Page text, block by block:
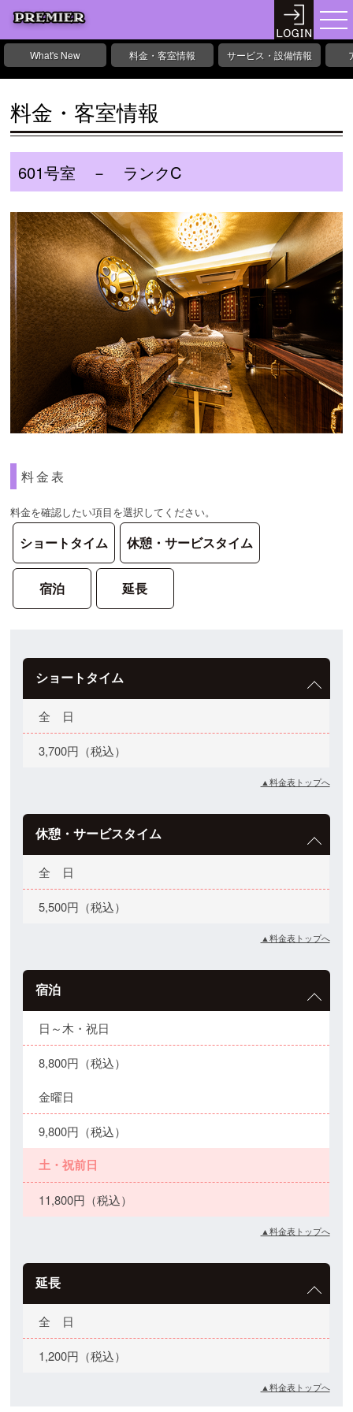
What's New 料金・客室情報 サービス・設備情報
料金・客室情報
601号室 － ランクC
料金表
料金を確認したい項目を選択してください。
ショートタイム 休憩・サービスタイム
宿泊 延長
ショートタイム
全 日
3,700円（税込）
▲料金表トップへ
休憩・サービスタイム
全 日
5,500円（税込）
▲料金表トップへ
宿泊
日～木・祝日
8,800円（税込）
金曜日
9,800円（税込）
土・祝前日
11,800円（税込）
▲料金表トップへ
延長
全 日
1,200円（税込）
▲料金表トップへ